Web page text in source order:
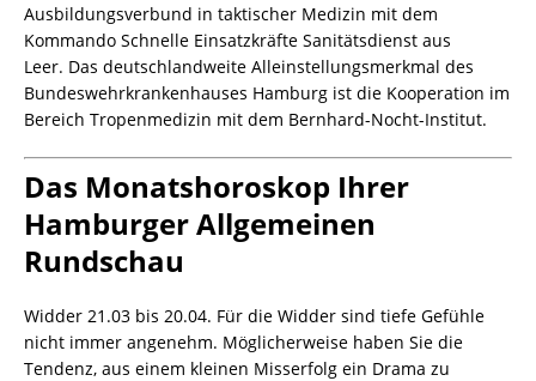
Ausbildungsverbund in taktischer Medizin mit dem
Kommando Schnelle Einsatzkräfte Sanitätsdienst aus
Leer. Das deutschlandweite Alleinstellungsmerkmal des
Bundeswehrkrankenhauses Hamburg ist die Kooperation im
Bereich Tropenmedizin mit dem Bernhard-Nocht-Institut.
Das Monatshoroskop Ihrer
Hamburger Allgemeinen
Rundschau
Widder 21.03 bis 20.04. Für die Widder sind tiefe Gefühle
nicht immer angenehm. Möglicherweise haben Sie die
Tendenz, aus einem kleinen Misserfolg ein Drama zu